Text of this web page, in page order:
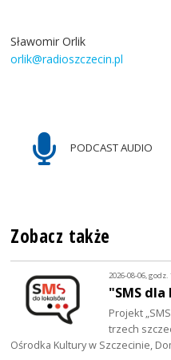
Sławomir Orlik
orlik@radioszczecin.pl
PODCAST AUDIO
Zobacz także
2026-08-06, godz.
"SMS
Projekt
trzech
Ośrodka Kultury w Szczecinie,